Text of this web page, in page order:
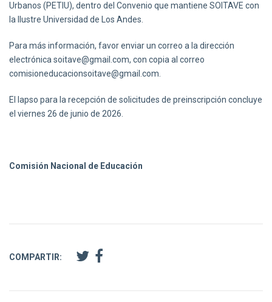
Urbanos (PETIU), dentro del Convenio que mantiene SOITAVE con
la Ilustre Universidad de Los Andes.
Para más información, favor enviar un correo a la dirección
electrónica soitave@gmail.com, con copia al correo
comisioneducacionsoitave@gmail.com
El lapso para la recepción de solicitudes de preinscripción concluye
el viernes 26 de junio de 2026.
Comisión Nacional de Educación
COMPARTIR: